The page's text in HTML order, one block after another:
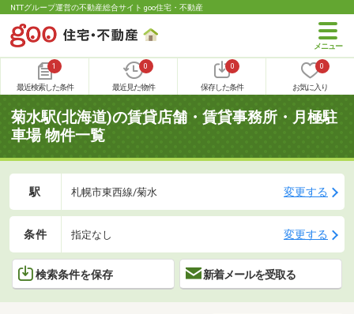
NTTグループ運営の不動産総合サイト goo住宅・不動産
1
最近検索した条件
0
最近見た物件
0
保存した条件
0
お気に入り
菊水駅(北海道)の賃貸店舗・賃貸事務所・月極駐
車場 物件一覧
駅 札幌市東西線/菊水 変更する
条件 指定なし 変更する
検索条件を保存 新着メールを受取る